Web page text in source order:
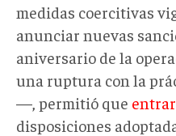
medidas coercitivas
anunciar nuevas
aniversario de la
una ruptura con la
—, permitió que
disposiciones